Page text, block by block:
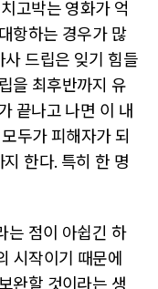
고박는 영화가 억
항하는 경우가 많
드립은 잊기 힘들
을 최후반까지 유
끝나고 나면 이 내
두가 피해자가 되
한다. 특히 한 명
는 점이 아쉽긴 하
시작이기 때문에
완할 것이라는 생